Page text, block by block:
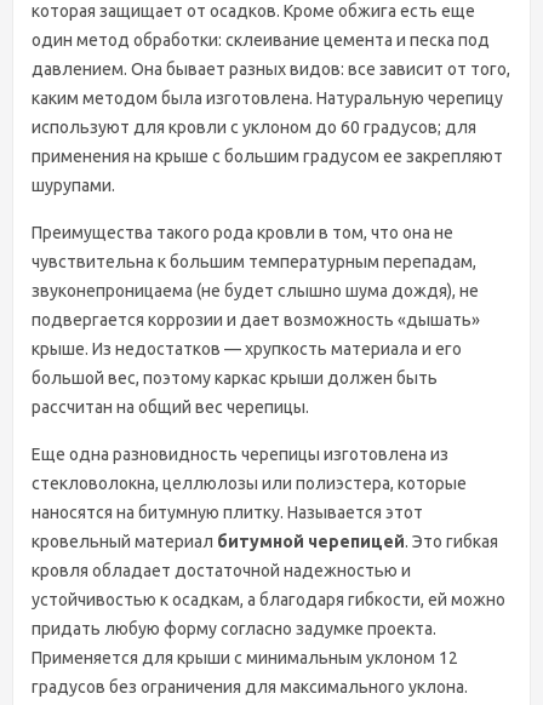
которая защищает от осадков. Кроме обжига есть еще
один метод обработки: склеивание цемента и песка под
давлением. Она бывает разных видов: все зависит от того,
каким методом была изготовлена. Натуральную черепицу
используют для кровли с уклоном до 60 градусов; для
применения на крыше с большим градусом ее закрепляют
шурупами.
Преимущества такого рода кровли в том, что она не
чувствительна к большим температурным перепадам,
звуконепроницаема (не будет слышно шума дождя), не
подвергается коррозии и дает возможность «дышать»
крыше. Из недостатков — хрупкость материала и его
большой вес, поэтому каркас крыши должен быть
рассчитан на общий вес черепицы.
Еще одна разновидность черепицы изготовлена из
стекловолокна, целлюлозы или полиэстера, которые
наносятся на битумную плитку. Называется этот
кровельный материал битумной черепицей. Это гибкая
кровля обладает достаточной надежностью и
устойчивостью к осадкам, а благодаря гибкости, ей можно
придать любую форму согласно задумке проекта.
Применяется для крыши с минимальным уклоном 12
градусов без ограничения для максимального уклона.